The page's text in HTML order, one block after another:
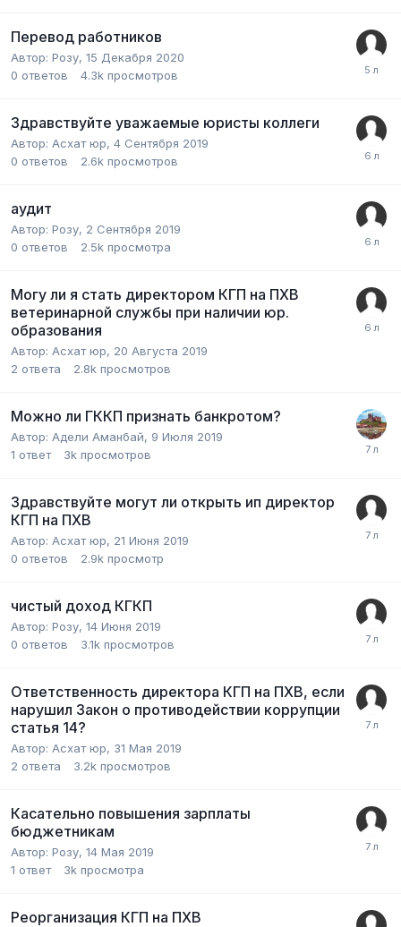
Перевод работников
Автор: Розу, 15 Декабря 2020
0 ответов 4.3k просмотров
Здравствуйте уважаемые юристы коллеги
Автор: Асхат юр, 4 Сентября 2019
0 ответов 2.6k просмотров
аудит
Автор: Розу, 2 Сентября 2019
0 ответов 2.5k просмотра
Могу ли я стать директором КГП на ПХВ
ветеринарной службы при наличии юр.
образования
Автор: Асхат юр, 20 Августа 2019
2 ответа 2.8k просмотров
Можно ли ГККП признать банкротом?
Автор: Адели Аманбай, 9 Июля 2019
1 ответ 3k просмотров
Здравствуйте могут ли открыть ип директор
КГП на ПХВ
Автор: Асхат юр, 21 Июня 2019
0 ответов 2.9k просмотр
чистый доход КГКП
Автор: Розу, 14 Июня 2019
0 ответов 3.1k просмотров
Ответственность директора КГП на ПХВ, если
нарушил Закон о противодействии коррупции
статья 14?
Автор: Асхат юр, 31 Мая 2019
2 ответа 3.2k просмотров
Касательно повышения зарплаты
бюджетникам
Автор: Розу, 14 Мая 2019
1 ответ 3k просмотра
Реорганизация КГП на ПХВ